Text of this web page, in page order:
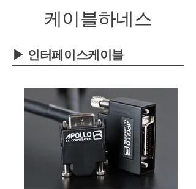
케이블하네스
▶ 인터페이스케이블